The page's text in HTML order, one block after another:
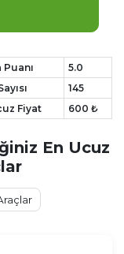
Puanı
5.0
145
Fiyat 600 ₺
En Ucuz